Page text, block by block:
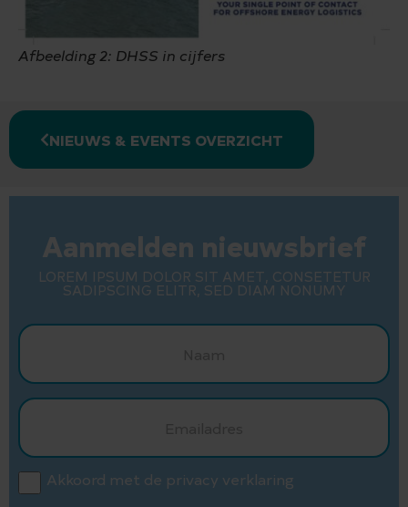
Afbeelding 2: DHSS in cijfers
NIEUWS & EVENTS OVERZICHT
Aanmelden nieuwsbrief
LOREM IPSUM DOLOR SIT AMET, CONSETETUR
SADIPSCING ELITR, SED DIAM NONUMY
Akkoord met de privacy verklaring